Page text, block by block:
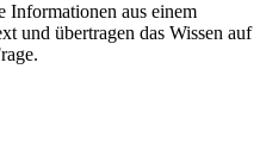
Informationen aus einem
und übertragen das Wissen auf